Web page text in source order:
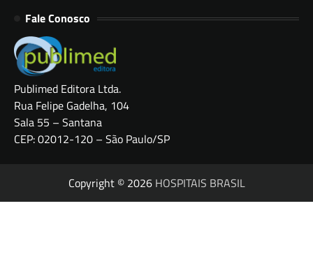
Fale Conosco
Publimed Editora Ltda.
Rua Felipe Gadelha, 104
Sala 55 – Santana
CEP: 02012-120 – São Paulo/SP
Copyright © 2026 HOSPITAIS BRASIL